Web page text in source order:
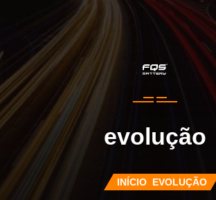
evolução
INÍCIO EVOLUÇÃO